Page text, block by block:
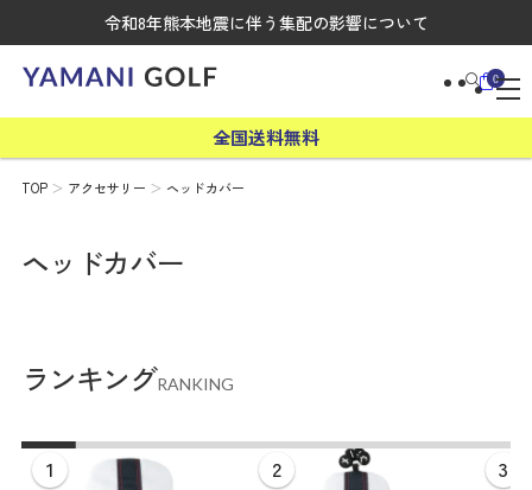
令和8年熊本地震に伴う集配の影響について
0
全国送料無料
TOP アクセサリー ヘッドカバー
ヘッドカバー
ランキングRANKING